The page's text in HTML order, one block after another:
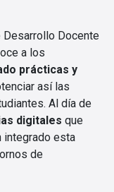
Desarrollo Docente
a los
prácticas y
así las
Al día de
digitales que
integrado esta
de